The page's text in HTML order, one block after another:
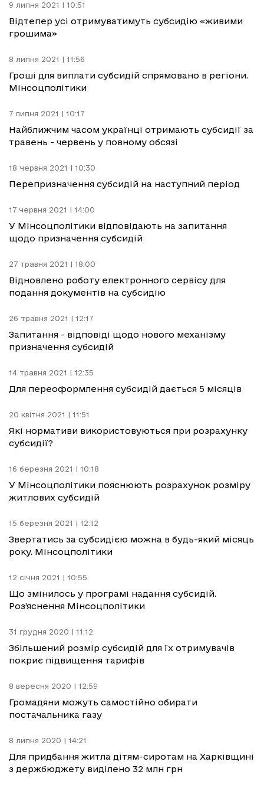
9 липня 2021 | 10:51
Відтепер усі отримуватимуть субсидію «живими
грошима»
8 липня 2021 | 11:56
Гроші для виплати субсидій спрямовано в регіони.
Мінсоцполітики
7 липня 2021 | 10:17
Найближчим часом українці отримають субсидії за
травень - червень у повному обсязі
18 червня 2021 | 10:30
Перепризначення субсидій на наступний період
17 червня 2021 | 14:00
У Мінсоцполітики відповідають на запитання
щодо призначення субсидій
27 травня 2021 | 18:00
Відновлено роботу електронного сервісу для
подання документів на субсидію
26 травня 2021 | 12:17
Запитання - відповіді щодо нового механізму
призначення субсидій
14 травня 2021 | 12:35
Для переоформлення субсидій дається 5 місяців
20 квітня 2021 | 11:51
Які нормативи використовуються при розрахунку
субсидії?
16 березня 2021 | 10:18
У Мінсоцполітики пояснюють розрахунок розміру
житлових субсидій
15 березня 2021 | 12:12
Звертатись за субсидією можна в будь-який місяць
року. Мінсоцполітики
12 січня 2021 | 10:55
Що змінилось у програмі надання субсидій.
Роз’яснення Мінсоцполітики
31 грудня 2020 | 11:12
Збільшений розмір субсидій для їх отримувачів
покриє підвищення тарифів
8 вересня 2020 | 12:59
Громадяни можуть самостійно обирати
постачальника газу
8 липня 2020 | 14:21
Для придбання житла дітям-сиротам на Харківщині
з держбюджету виділено 32 млн грн